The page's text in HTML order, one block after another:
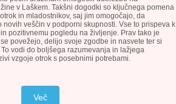
v Laškem. Takšni dogodki so ključnega pomena
in mladostnikov, saj jim omogočajo, da
veščin v podporni skupnosti. Vse to prispeva k
pozitivnemu pogledu na življenje. Prav tako je
povežejo, delijo svoje zgodbe in nasvete ter si
vodi do boljšega razumevanja in lažjega
vzgoje otrok s posebnimi potrebami.
Več